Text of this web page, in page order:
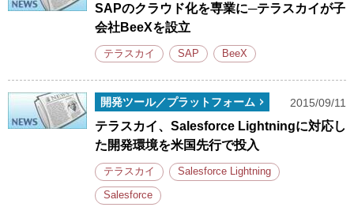
SAPのクラウド化を専業に─テラスカイが子
会社BeeXを設立
テラスカイ SAP BeeX
開発ツール／プラットフォーム 2015/09/11
テラスカイ、Salesforce Lightningに対応し
た開発環境を米国先行で投入
テラスカイ Salesforce Lightning
Salesforce